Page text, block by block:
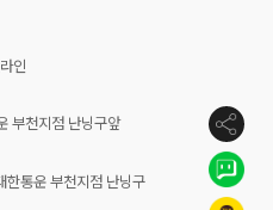
인
부천지점 난닝구앞
한통운 부천지점 난닝구